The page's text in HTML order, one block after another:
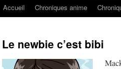
Accueil Chroniques anime
Le newbie c’est bibi